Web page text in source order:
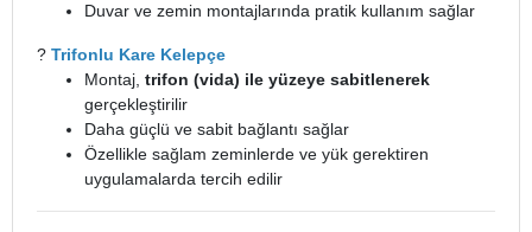
Duvar ve zemin montajlarında pratik kullanım sağlar
? Trifonlu Kare Kelepçe
Montaj, trifon (vida) ile yüzeye sabitlenerek
gerçekleştirilir
Daha güçlü ve sabit bağlantı sağlar
Özellikle sağlam zeminlerde ve yük gerektiren
uygulamalarda tercih edilir